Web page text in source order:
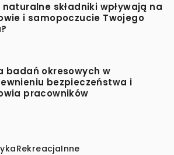
naturalne składniki wpływają na
i samopoczucie Twojego
badań okresowych w
bezpieczeństwa i
pracowników
RekreacjaInne